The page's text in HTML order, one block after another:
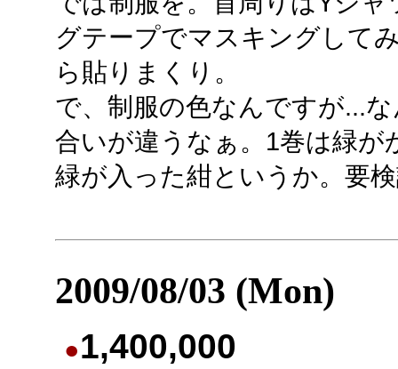
グテープでマスキングして
ら貼りまくり。
で、制服の色なんですが...
合いが違うなぁ。1巻は緑
緑が入った紺というか。要
2009/08/03 (Mon)
●1,400,000